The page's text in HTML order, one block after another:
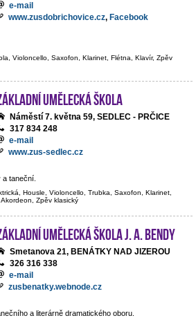
e-mail
www.zusdobrichovice.cz, Facebook
Violoncello, Saxofon, Klarinet, Flétna, Klavír, Zpěv
umělecká škola
Náměstí 7. května 59, SEDLEC - PRČICE
317 834 248
e-mail
www.zus-sedlec.cz
taneční.
Housle, Violoncello, Trubka, Saxofon, Klarinet,
Zpěv klasický
umělecká škola J. A. Bendy
Smetanova 21, BENÁTKY NAD JIZEROU
326 316 338
e-mail
zusbenatky.webnode.cz
a literárně dramatického oboru.